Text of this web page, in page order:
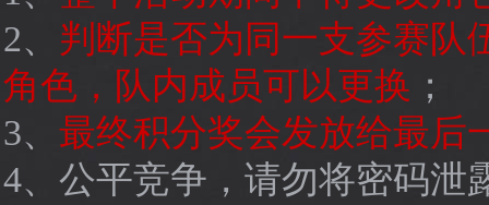
2、 判断是否为同一支参赛队
角色，队内成员可以更换 ；
3、 最终积分奖会发放给最后
4、公平竞争，请勿将密码泄